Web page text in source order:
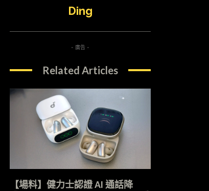
Ding
- 廣告 -
Related Articles
【場料】健力士認證 AI 通話降